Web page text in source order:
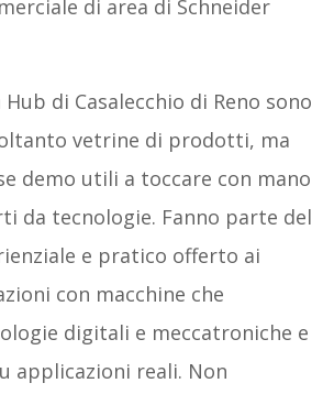
di area di Schneider
Hub di Casalecchio di Reno sono
vetrine di prodotti, ma
demo utili a toccare con mano
da tecnologie. Fanno parte del
e pratico offerto ai
con macchine che
digitali e meccatroniche e
applicazioni reali. Non